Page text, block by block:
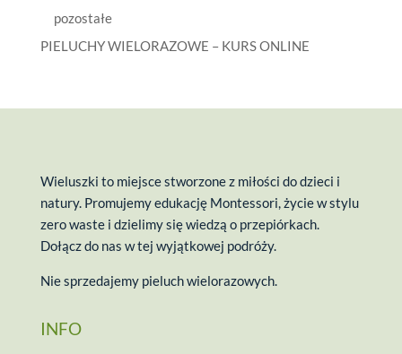
pozostałe
PIELUCHY WIELORAZOWE – KURS ONLINE
Wieluszki to miejsce stworzone z miłości do dzieci i
natury. Promujemy edukację Montessori, życie w stylu
zero waste i dzielimy się wiedzą o przepiórkach.
Dołącz do nas w tej wyjątkowej podróży.
Nie sprzedajemy pieluch wielorazowych.
INFO